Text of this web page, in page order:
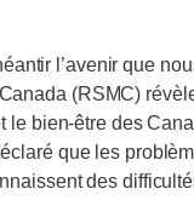
l’avenir que
(RSMC)
bien‑être des
que les
des